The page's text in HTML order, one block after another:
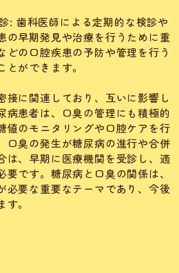
: 歯科医師による定期的な検診や
の早期発見や治療を行うために重
どの口腔疾患の予防や管理を行う
ができます。
接に関連しており、互いに影響し
病患者は、口臭の管理にも積極的
値のモニタリングや口腔ケアを行
口臭の発生が糖尿病の進行や合併
は、早期に医療機関を受診し、適
です。糖尿病と口臭の関係は、
必要な重要なテーマであり、今後
。